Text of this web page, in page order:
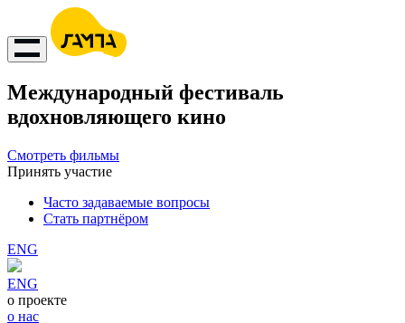
Международный фестиваль
вдохновляющего кино
Смотреть фильмы
Принять участие
Часто задаваемые вопросы
Стать партнёром
ENG
ENG
о проекте
о нас